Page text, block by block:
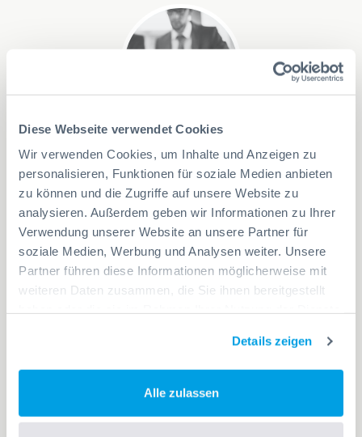
Diese Webseite verwendet Cookies
Wir verwenden Cookies, um Inhalte und Anzeigen zu
personalisieren, Funktionen für soziale Medien anbieten
zu können und die Zugriffe auf unsere Website zu
analysieren. Außerdem geben wir Informationen zu Ihrer
Verwendung unserer Website an unsere Partner für
soziale Medien, Werbung und Analysen weiter. Unsere
Partner führen diese Informationen möglicherweise mit
weiteren Daten zusammen, die Sie ihnen bereitgestellt
Details zeigen
Alle zulassen
Rundumservice
Wir stellen die Gerätekostenlosauf, übernehmen die
Pflege, die Wartung und füllen die Automaten
regelmässigauf. Wir sprechen mit Ihnen individuell ab,
welche dieserService-LeistungenSie beanspruchen
wollen.
MEHR ERFAHREN